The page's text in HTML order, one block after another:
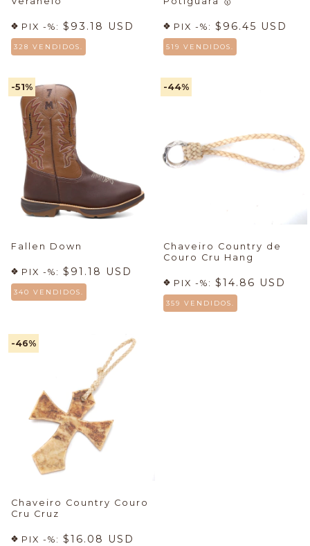
PIX -%: $93.18 USD
328 VENDIDOS.
PIX -%: $96.45 USD
519 VENDIDOS.
-51%
Fallen Down
PIX -%: $91.18 USD
340 VENDIDOS.
-44%
Chaveiro Country de
Couro Cru Hang
PIX -%: $14.86 USD
359 VENDIDOS.
-46%
Chaveiro Country Couro
Cru Cruz
PIX -%: $16.08 USD